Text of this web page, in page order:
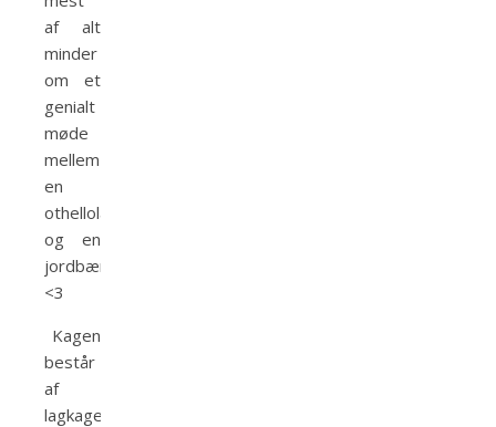
af alt
minder
om et
genialt
møde
mellem
en
othellolagkage
og en
jordbærtærte
<3
Kagen
består
af
lagkagebunde,